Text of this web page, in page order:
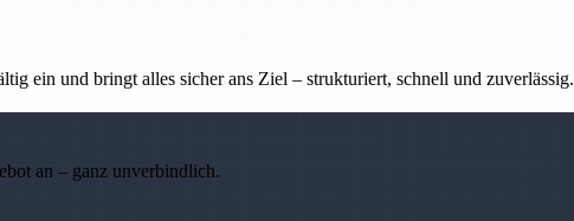
ein und bringt alles sicher ans Ziel – strukturiert, schnell und zuverlässig.
an – ganz unverbindlich.